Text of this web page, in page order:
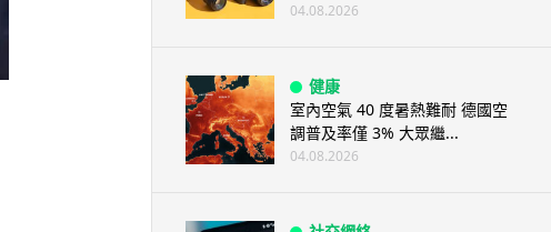
04.08.2026
健康
室內空氣 40 度暑熱難耐 德國空
調普及率僅 3% 大眾繼...
04.08.2026